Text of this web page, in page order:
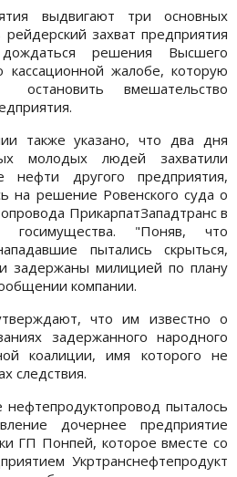
выдвигают три основных
рейдерский захват предприятия
решения Высшего
кассационной жалобе, которую
вмешательство
также указано, что два дня
молодых людей захватили
нефти другого предприятия,
на решение Ровенского суда о
ПрикарпатЗападтранс в
госимущества. "Поняв, что
пытались скрыться,
задержаны милицией по плану
компании.
что им известно о
задержанного народного
коалиции, имя которого не
следствия.
пыталось
дочернее предприятие
ГП Понпей, которое вместе со
Укртранснефтепродукт